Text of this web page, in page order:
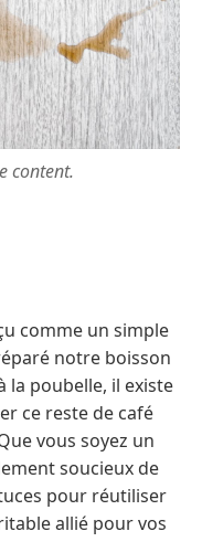
content.
comme un simple
notre boisson
la poubelle, il existe
ce reste de café
vous soyez un
soucieux de
pour réutiliser
allié pour vos